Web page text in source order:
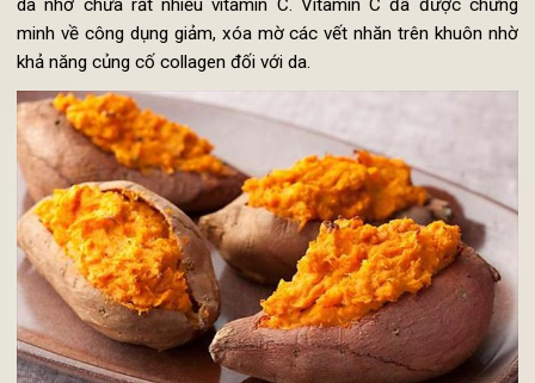
Chắc không ai là không biết đến khoai lang, một món ăn vặt
tiếng, một món nướng "tuyệt phẩm" trong mùa đông.
Không chỉ là một món ăn đầy hương vị, khoai lang còn tốt
da nhờ chứa rất nhiều vitamin C. Vitamin C đã được
minh về công dụng giảm, xóa mờ các vết nhăn trên khuôn
khả năng củng cố collagen đối với da.